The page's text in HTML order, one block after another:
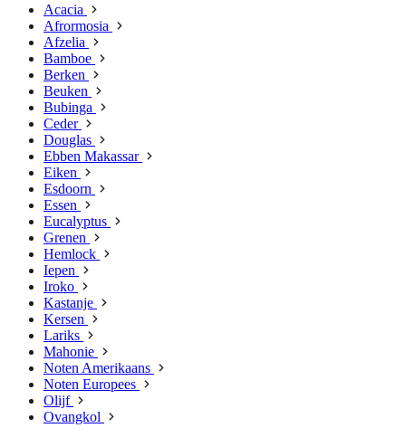
Acacia
Afrormosia
Afzelia
Bamboe
Berken
Beuken
Bubinga
Ceder
Douglas
Ebben Makassar
Eiken
Esdoorn
Essen
Eucalyptus
Grenen
Hemlock
Iepen
Iroko
Kastanje
Kersen
Lariks
Mahonie
Noten Amerikaans
Noten Europees
Olijf
Ovangkol